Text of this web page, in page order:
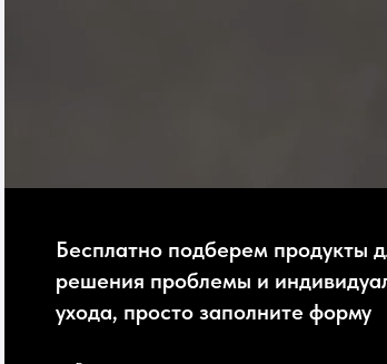
Возрастные изменения и потеря упругости
Неровный тон, забитые поры